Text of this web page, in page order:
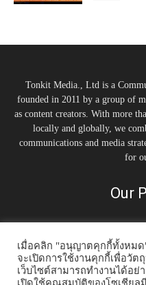
Tonkit Media., Ltd is a
founded in 2011 by a group of
as content creators. With more
locally and globally, we
communications and media
for
Our
เมื่อคลิก "อนุญาตคุกกี้ทั้งหม
จะเปิดการใช้งานคุกกี้เพื่อวัต
เว็บไซต์สามารถทำงานได้อย่